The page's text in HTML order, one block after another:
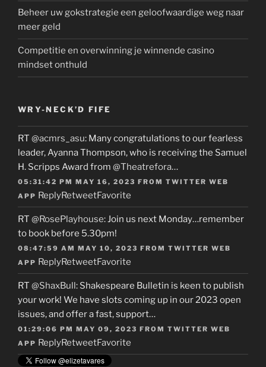
Beheer uw gokstrategie een geloofwaardige weg naar
meer geld
Competitie en overwinning je winnende casino
mindset onthuld
WRY-NECK’D FIFE
RT @acmrs_asu: Many congratulations to our fearless
leader, Ayanna Thompson, who is receiving the Samuel
H. Scripps Award from @Theatrefora…
05:31:42 PM MAY 16, 2023 FROM TWITTER WEB
APP ReplyRetweetFavorite
RT @RosePlayhouse: Join us next Monday…remember
to book before 5.30pm!
08:47:59 AM MAY 10, 2023 FROM TWITTER WEB
APP ReplyRetweetFavorite
RT @ShaxBull: Shakespeare Bulletin is keen to publish
your work! We have slots coming up in our 2023 open
issues, and offer a fast, support…
01:29:06 PM MAY 09, 2023 FROM TWITTER WEB
APP ReplyRetweetFavorite